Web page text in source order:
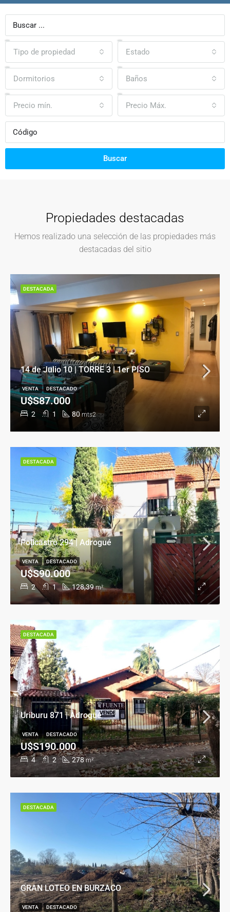
Tipo de propiedad Estado
Dormitorios Baños
Precio mín. Precio Máx.
Buscar
Propiedades destacadas
Hemos realizado una selección de las propiedades más
destacadas del sitio
14 de Julio 10 | TORRE 3 | 1er PISO
2 1 80 mts2
U$S87.000
VENTA DESTACADO
DESTACADA
Policastro 294 | Adrogué
2 1 128,39 m²
U$S90.000
VENTA DESTACADO
DESTACADA
Uriburu 871 | Adrogué
4 2 278 m²
U$S190.000
VENTA DESTACADO
DESTACADA
GRAN LOTEO EN BURZACO
VENTA DESTACADO
DESTACADA